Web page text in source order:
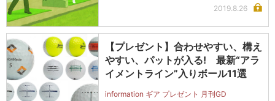
2019.8.26
【プレゼント】合わせやすい、構え
やすい、パットが入る! 最新“アラ
イメントライン”入りボール11選
information ギア プレゼント 月刊GD